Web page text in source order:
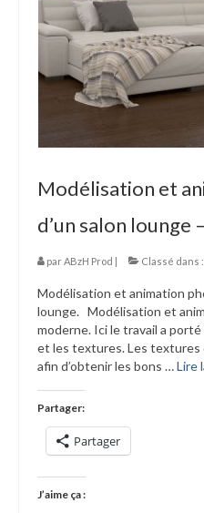
Modélisation et
d’un salon lounge
par ABzH Prod | Classé dans :
Modélisation et animation
lounge. Modélisation et
moderne. Ici le travail a
et les textures. Les textures
afin d’obtenir les bons …Lire
Partager:
Partager
J’aime ça :